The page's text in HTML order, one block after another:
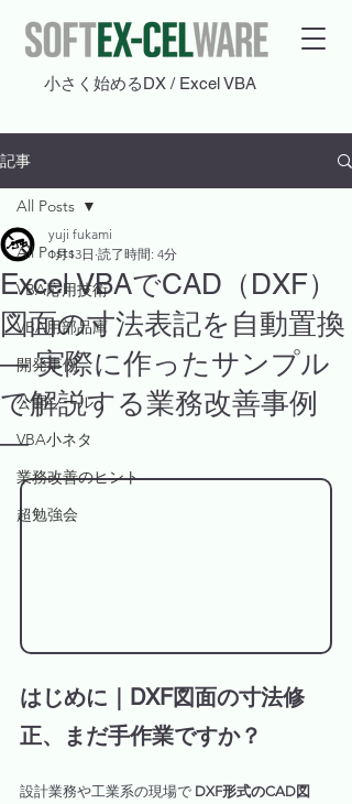
​小さく始めるDX / Excel VBA
記事
All Posts
VBA応用技術
VBA用部品庫
開発事例
公開ツール
VBA小ネタ
業務改善のヒント
超勉強会
All Posts
Excel VBAでCAD（DXF）
図面の寸法表記を自動置換
― 実際に作ったサンプル
で解説する業務改善事例
―
yuji fukami
1月13日 読了時間: 4分
はじめに｜DXF図面の寸法修
正、まだ手作業ですか？
設計業務や工業系の現場で DXF形式のCAD図